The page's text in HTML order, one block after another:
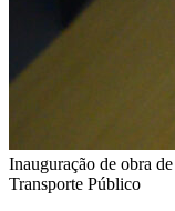
Inauguração de obra
Transporte Público